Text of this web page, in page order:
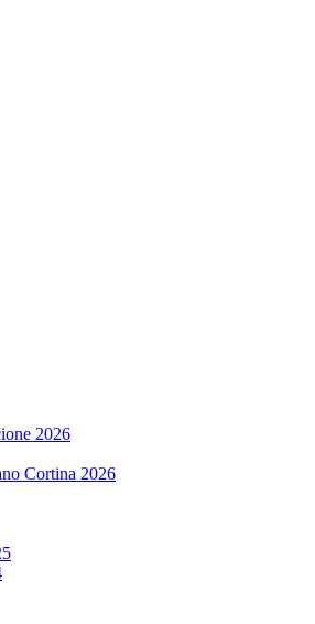
2026
Cortina 2026